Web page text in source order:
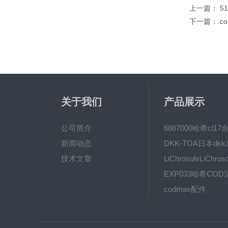
上一篇：
下一篇：
关于我们
公司简介
新闻动态
技术文章
产品展示
codmax配件